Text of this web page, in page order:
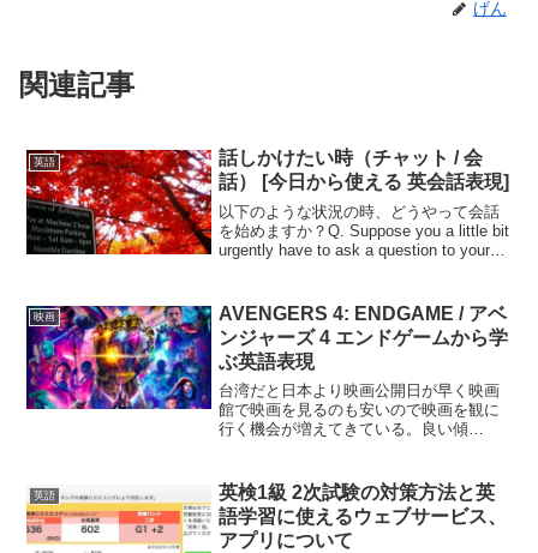
げん
関連記事
英語
話しかけたい時（チャット / 会
話） [今日から使える 英会話表現]
以下のような状況の時、どうやって会話
を始めますか？Q. Suppose you a little bit
urgently have to ask a question to your
映画
AVENGERS 4: ENDGAME / アベ
ンジャーズ 4 エンドゲームから学
ぶ英語表現
台湾だと日本より映画公開日が早く映画
館で映画を見るのも安いので映画を観に
行く機会が増えてきている。良い傾
英語
英検1級 2次試験の対策方法と英
語学習に使えるウェブサービス、
アプリについて